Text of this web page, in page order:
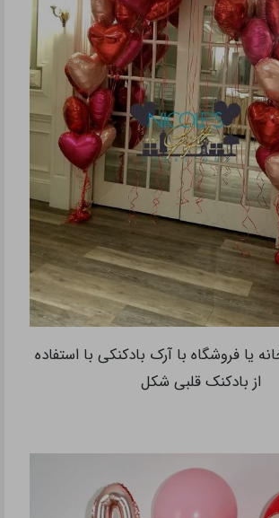
یا فروشگاه با آرک بادکنکی با استفاده
از بادکنک قلبی شکل